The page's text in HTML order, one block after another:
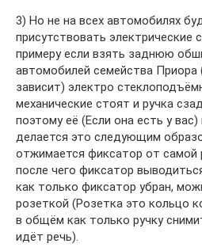
3) Но не на всех автомобилях
присутствовать электрические
примеру если взять заднюю
автомобилей семейства Приора
зависит) электро
механические стоят и ручка
поэтому её (Если она есть у вас)
делается это следующим
отжимается фиксатор от самой
после чего фиксатор
как только фиксатор убран,
розеткой (Розетка это кольцо
в общём как только ручку
идёт речь).